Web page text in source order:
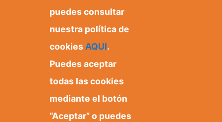
Ayuntamiento de Orxeta
Plaza Dr. Ferrándiz, 1
puedes consultar
nuestra política de
cookies AQUI.
Puedes aceptar
todas las cookies
mediante el botón
“Aceptar” o puedes